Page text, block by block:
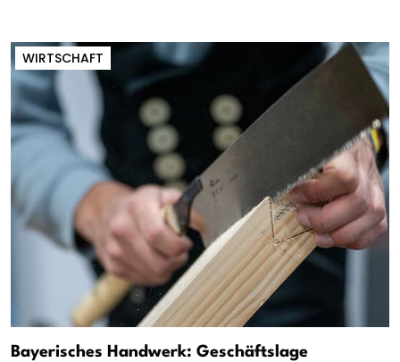
WIRTSCHAFT
Bayerisches Handwerk: Geschäftslage